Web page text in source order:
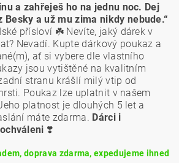
a zahřeješ ho na jednu noc. Dej
Besky a už mu zima nikdy nebude.“
přísloví ☘️ Nevíte, jaký dárek v
Nevadí. Kupte dárkový poukaz a
ať si vybere dle vlastního
jsou vytištěné na kvalitním
stranu krášlí milý vtip od
Poukaz lze uplatnit v našem
platnost je dlouhých 5 let a
máte zdarma. Dárci i
❣️
doprava zdarma, expedujeme ihned